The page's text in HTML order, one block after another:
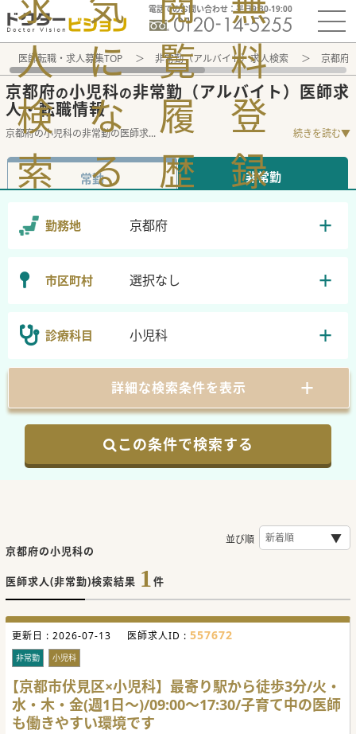
電話でのお問い合わせ：平日9:30-19:00
人
検
索
に
な
る
覧
履
歴
料
登
録
医師転職・求人募集TOP 非常勤（アルバイト）求人検索 京都府
京都府の小児科の非常勤（アルバイト）医師求
人・転職情報
京都府の小児科の非常勤の医師求... 続きを読む▼
常勤 非常勤
勤務地 京都府
市区町村 選択なし
診療科目 小児科
詳細な検索条件を表示
この条件で検索する
京都府の小児科の
医師求人(非常勤)検索結果 1件
並び順
更新日 : 2026-07-13 医師求人ID : 557672
非常勤 小児科
【京都市伏見区×小児科】最寄り駅から徒歩3分/火・
水・木・金(週1日～)/09:00～17:30/子育て中の医師
も働きやすい環境です